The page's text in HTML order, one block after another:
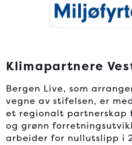
Klimapartnere
Bergen Live, som
vegne av stifelsen, er
et regionalt partnerskap
og grønn
arbeider for nullutslipp i